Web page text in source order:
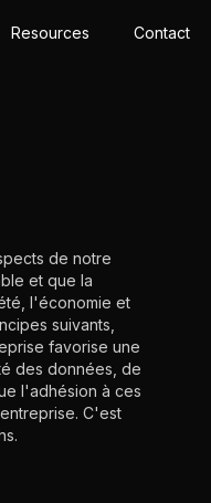
Resources Contact
de notre
et que la
l'économie et
suivants,
favorise une
des données, de
l'adhésion à ces
C'est